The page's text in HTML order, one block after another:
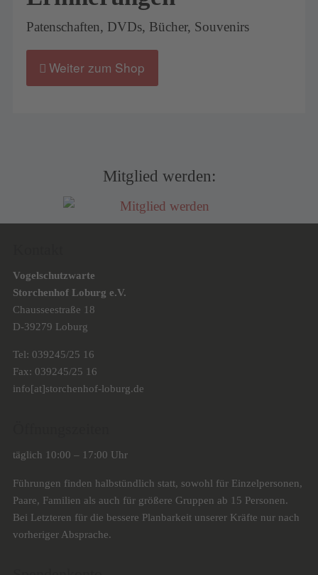
Patenschaften, DVDs, Bücher, Souvenirs
Weiter zum Shop
Mitglied werden:
Vogelschutzwarte
Storchenhof Loburg e.V.
Chausseestraße 18
D-39279 Loburg
Tel: 039245/25 16
Fax: 039245/25 16
info[at]storchenhof-loburg.de
täglich 10:00 – 17:00 Uhr
Führungen finden halbstündlich statt, sowohl für Einzelpersonen,
Paare, Familien als auch für größere Gruppen ab 15 Personen.
Bei Letzteren für die bessere Planbarkeit unserer Kräfte nur nach
vorheriger Absprache.